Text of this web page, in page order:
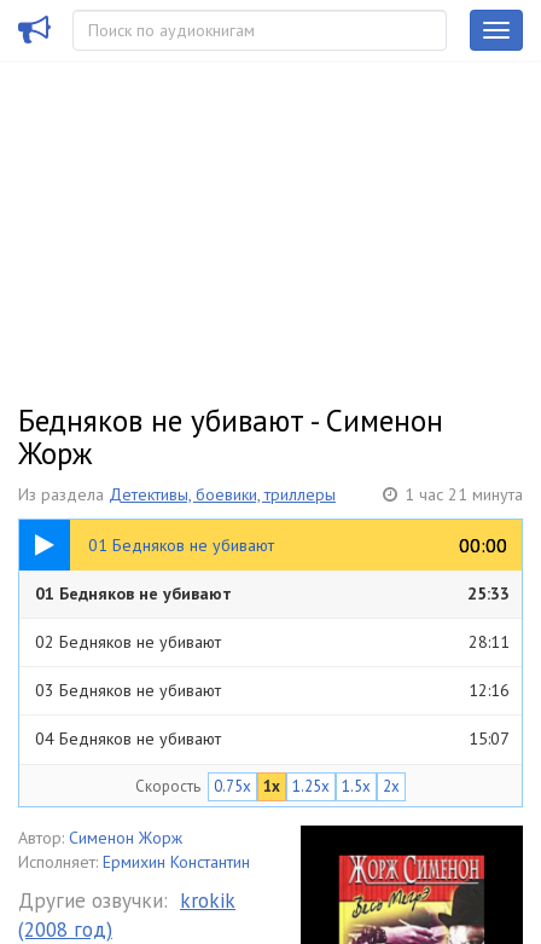
Бедняков не убивают - Сименон
Жорж
Из раздела Детективы, боевики, триллеры 1 час 21 минута
01 Бедняков не убивают 00:00
00:00
25:33
01 Бедняков не убивают 25:33
02 Бедняков не убивают 28:11
03 Бедняков не убивают 12:16
04 Бедняков не убивают 15:07
Скорость 0.75x 1x 1.25x 1.5x 2x
Автор: Сименон Жорж
Исполняет: Ермихин Константин
Другие озвучки: krokik
(2008 год)